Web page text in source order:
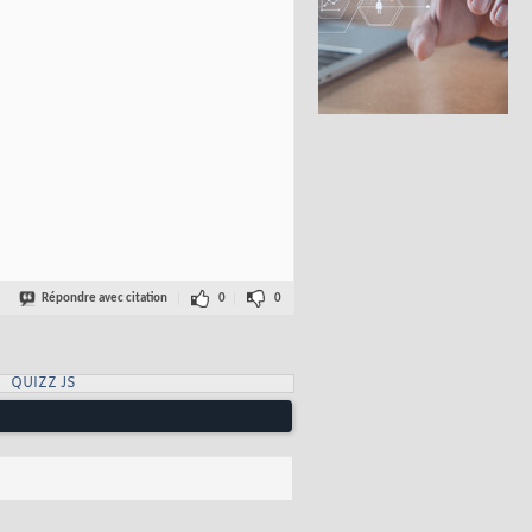
Répondre avec citation 0 0
QUIZZ JS